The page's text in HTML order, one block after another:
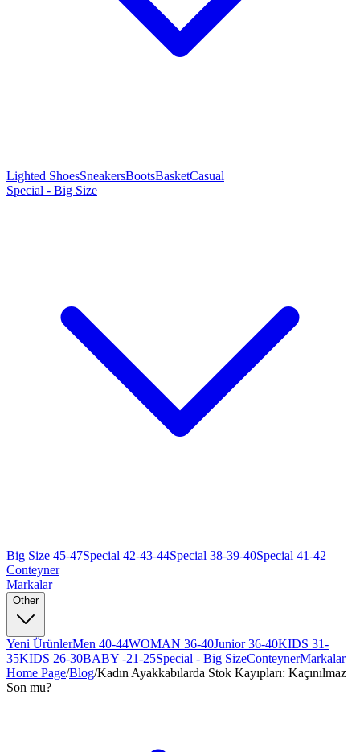
Lighted ShoesSneakersBootsBasketCasual
Special - Big Size
Big Size 45-47Special 42-43-44Special 38-39-40Special 41-42
Conteyner
Markalar
Other
Yeni ÜrünlerMen 40-44WOMAN 36-40Junior 36-40KIDS 31-
35KIDS 26-30BABY -21-25Special - Big SizeConteynerMarkalar
Home Page/Blog/Kadın Ayakkabılarda Stok Kayıpları: Kaçınılmaz
Son mu?